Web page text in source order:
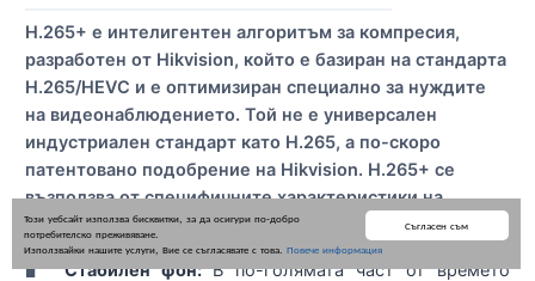
Съгласен съм
Този уебсайт използва бисквитки, за да осигури по-добро
потребителско преживяване.
Използвайки нашите услуги, Вие се съгласявате с това. Повече информация
H.265+ е интелигентен алгоритъм за компресия,
разработен от Hikvision, който е базиран на стандарта
H.265/HEVC и е оптимизиран специално за нуждите
на видеонаблюдението. Той не е универсален
индустриален стандарт като H.265, а по-скоро
патентовано подобрение на Hikvision. H.265+ се
възползва от специфичните характеристики на
видеото, като например:
■ Стабилен фон:В по-голямата част от времето